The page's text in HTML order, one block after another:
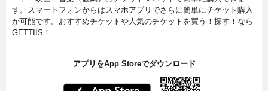
す。スマートフォンからはスマホアプリでさらに簡単にチケット購入
が可能です。おすすめチケットや人気のチケットを買う！探す！なら
GETTIIS！
アプリをApp Storeでダウンロード